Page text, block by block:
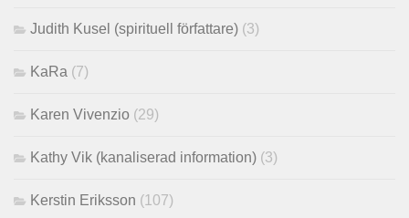
Judith Kusel (spirituell författare) (3)
KaRa (7)
Karen Vivenzio (29)
Kathy Vik (kanaliserad information) (3)
Kerstin Eriksson (107)